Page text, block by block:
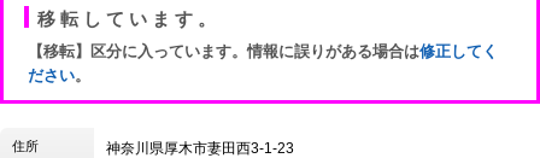
移転しています。
【移転】区分に入っています。情報に誤りがある場合は修正してく
ださい。
住所 神奈川県厚木市妻田西3-1-23